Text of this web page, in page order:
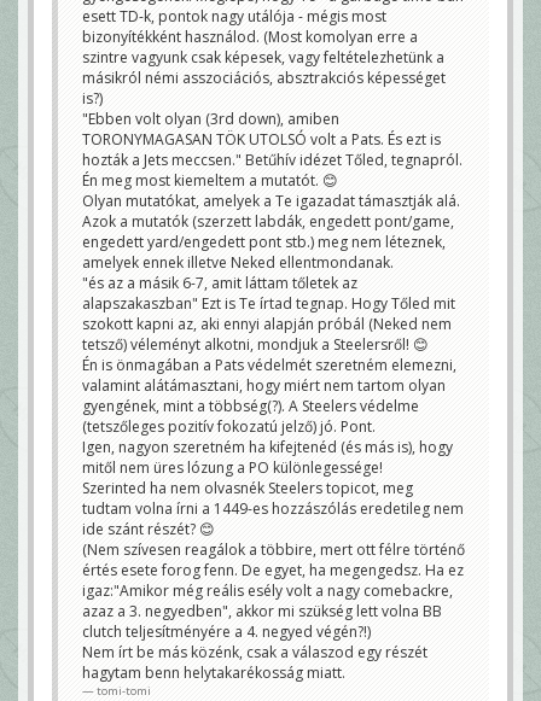
esett TD-k, pontok nagy utálója - mégis most
bizonyítékként használod. (Most komolyan erre a
szintre vagyunk csak képesek, vagy feltételezhetünk a
másikról némi asszociációs, absztrakciós képességet
is?)
"Ebben volt olyan (3rd down), amiben
TORONYMAGASAN TÖK UTOLSÓ volt a Pats. És ezt is
hozták a Jets meccsen." Betűhív idézet Tőled, tegnapról.
Én meg most kiemeltem a mutatót. 😊
Olyan mutatókat, amelyek a Te igazadat támasztják alá.
Azok a mutatók (szerzett labdák, engedett pont/game,
engedett yard/engedett pont stb.) meg nem léteznek,
amelyek ennek illetve Neked ellentmondanak.
"és az a másik 6-7, amit láttam tőletek az
alapszakaszban" Ezt is Te írtad tegnap. Hogy Tőled mit
szokott kapni az, aki ennyi alapján próbál (Neked nem
tetsző) véleményt alkotni, mondjuk a Steelersről! 😊
Én is önmagában a Pats védelmét szeretném elemezni,
valamint alátámasztani, hogy miért nem tartom olyan
gyengének, mint a többség(?). A Steelers védelme
(tetszőleges pozitív fokozatú jelző) jó. Pont.
Igen, nagyon szeretném ha kifejtenéd (és más is), hogy
mitől nem üres lózung a PO különlegessége!
Szerinted ha nem olvasnék Steelers topicot, meg
tudtam volna írni a 1449-es hozzászólás eredetileg nem
ide szánt részét? 😊
(Nem szívesen reagálok a többire, mert ott félre történő
értés esete forog fenn. De egyet, ha megengedsz. Ha ez
igaz:"Amikor még reális esély volt a nagy comebackre,
azaz a 3. negyedben", akkor mi szükség lett volna BB
clutch teljesítményére a 4. negyed végén?!)
Nem írt be más közénk, csak a válaszod egy részét
hagytam benn helytakarékosság miatt.
tomi-tomi